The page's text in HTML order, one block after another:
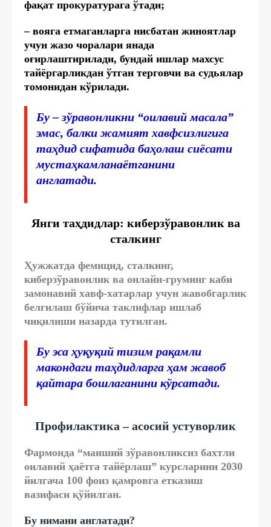
фақат прокуратурага ўтади;
– вояга етмаганларга нисбатан жиноятлар
учун жазо чоралари янада
оғирлаштирилади, бундай ишлар махсус
тайёргарликдан ўтган терговчи ва судьялар
томонидан кўрилади.
Бу – зўравонликни “оилавий масала”
эмас, балки жамият хавфсизлигига
таҳдид сифатида баҳолаш сиёсати
мустаҳкамланаётганини
англатади.
Янги таҳдидлар: киберзўравонлик ва
сталкинг
Ҳужжатда фемицид, сталкинг,
киберзўравонлик ва онлайн-груминг каби
замонавий хавф-хатарлар учун жавобгарлик
белгилаш бўйича таклифлар ишлаб
чиқилиши назарда тутилган.
Бу эса ҳуқуқий тизим рақамли
макондаги таҳдидларга ҳам жавоб
қайтара бошлаганини кўрсатади.
Профилактика – асосий устуворлик
Фармонда “маиший зўравонликсиз бахтли
оилавий ҳаётга тайёрлаш” курсларини 2030
йилгача 100 фоиз қамровга етказиш
вазифаси қўйилган.
Бу нимани англатади?